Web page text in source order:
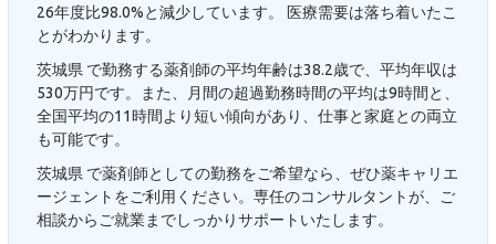
26年度比98.0%と減少しています。 医療需要は落ち着いたこ
とがわかります。
茨城県 で勤務する薬剤師の平均年齢は38.2歳で、平均年収は
530万円です。また、月間の超過勤務時間の平均は9時間と、
全国平均の11時間より短い傾向があり、仕事と家庭との両立
も可能です。
茨城県 で薬剤師としての勤務をご希望なら、ぜひ薬キャリエ
ージェントをご利用ください。専任のコンサルタントが、ご
相談からご就業までしっかりサポートいたします。